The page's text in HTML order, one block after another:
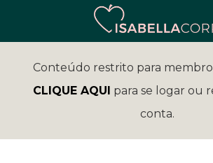
Conteúdo restrito para
CLIQUE AQUI para se logar ou
conta.